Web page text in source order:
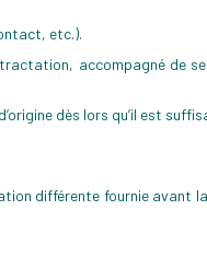
etc.).
accompagné de
dès lors qu’il est
différente fournie avant